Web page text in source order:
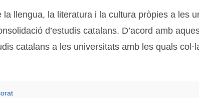
la llengua, la literatura i la cultura pròpies a les
d’estudis catalans. D’acord amb
catalans a les universitats amb les quals